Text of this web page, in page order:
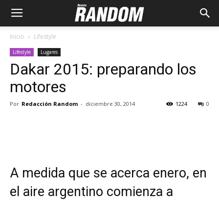
Inicio Lifestyle
Lifestyle Lugares
Dakar 2015: preparando los
motores
Por Redacción Random - diciembre 30, 2014 0
1224
A medida que se acerca enero, en
el aire argentino comienza a